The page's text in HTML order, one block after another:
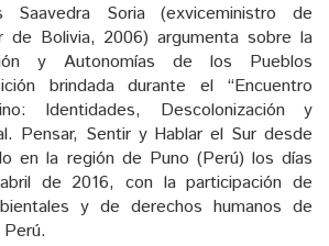
Soria (exviceministro de
de Bolivia, 2006) argumenta sobre la
y Autonomías de los Pueblos
brindada durante el “Encuentro
Identidades, Descolonización y
Pensar, Sentir y Hablar el Sur desde
en la región de Puno (Perú) los días
de 2016, con la participación de
y de derechos humanos de